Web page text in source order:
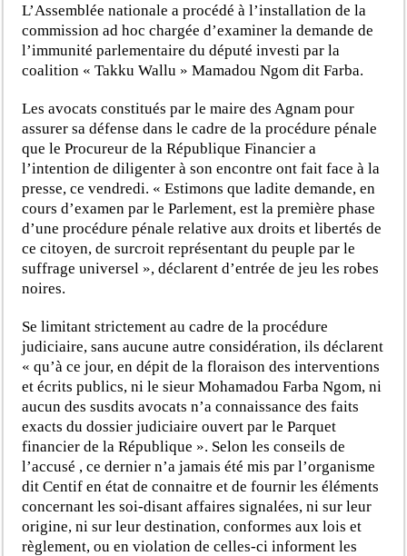
L’Assemblée nationale a procédé à l’installation de la
commission ad hoc chargée d’examiner la demande de
l’immunité parlementaire du député investi par la
coalition « Takku Wallu » Mamadou Ngom dit Farba.
Les avocats constitués par le maire des Agnam pour
assurer sa défense dans le cadre de la procédure pénale
que le Procureur de la République Financier a
l’intention de diligenter à son encontre ont fait face à la
presse, ce vendredi. « Estimons que ladite demande, en
cours d’examen par le Parlement, est la première phase
d’une procédure pénale relative aux droits et libertés de
ce citoyen, de surcroit représentant du peuple par le
suffrage universel », déclarent d’entrée de jeu les robes
noires.
Se limitant strictement au cadre de la procédure
judiciaire, sans aucune autre considération, ils déclarent
« qu’à ce jour, en dépit de la floraison des interventions
et écrits publics, ni le sieur Mohamadou Farba Ngom, ni
aucun des susdits avocats n’a connaissance des faits
exacts du dossier judiciaire ouvert par le Parquet
financier de la République ». Selon les conseils de
l’accusé , ce dernier n’a jamais été mis par l’organisme
dit Centif en état de connaitre et de fournir les éléments
concernant les soi-disant affaires signalées, ni sur leur
origine, ni sur leur destination, conformes aux lois et
règlement, ou en violation de celles-ci informent les